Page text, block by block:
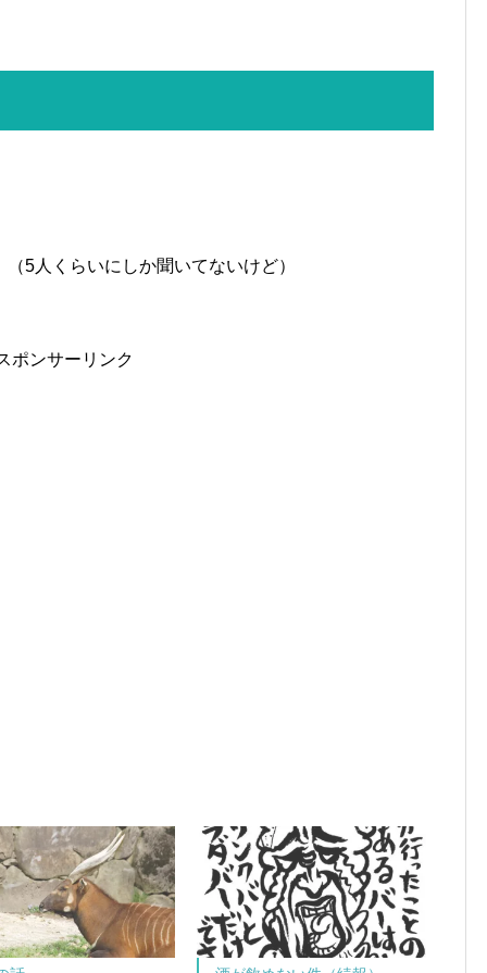
5人くらいにしか聞いてないけど）
ポンサーリンク